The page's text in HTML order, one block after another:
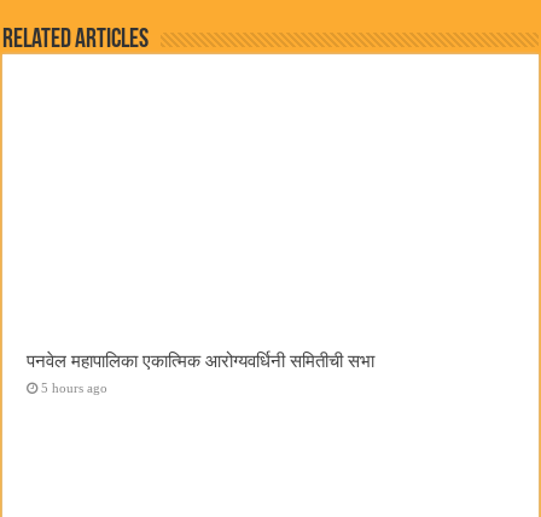
Related Articles
पनवेल महापालिका एकात्मिक आरोग्यवर्धिनी समितीची सभा
5 hours ago